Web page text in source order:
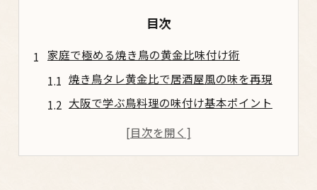
目次
家庭で極める焼き鳥の黄金比味付け術
焼き鳥タレ黄金比で居酒屋風の味を再現
大阪で学ぶ鳥料理の味付け基本ポイント
焼鳥の塩味とタレ使い分け黄金テクニック